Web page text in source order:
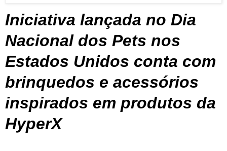
Iniciativa lançada no Dia
Nacional dos Pets nos
Estados Unidos conta com
brinquedos e acessórios
inspirados em produtos da
HyperX